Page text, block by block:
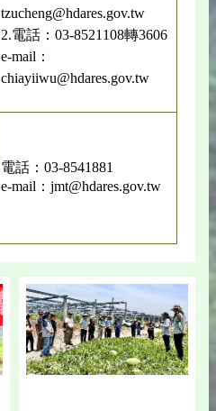
tzucheng@hdares.gov.tw
2.電話：03-8521108轉3606
e-mail：
chiayiiwu@hdares.gov.tw
電話：03-8541881
e-mail：jmt@hdares.gov.tw